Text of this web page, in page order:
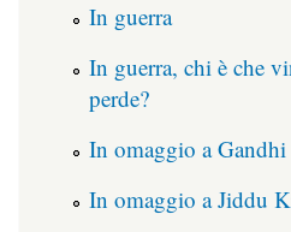
In guerra
In guerra, chi è che
perde?
In omaggio a Gandhi
In omaggio a Jiddu